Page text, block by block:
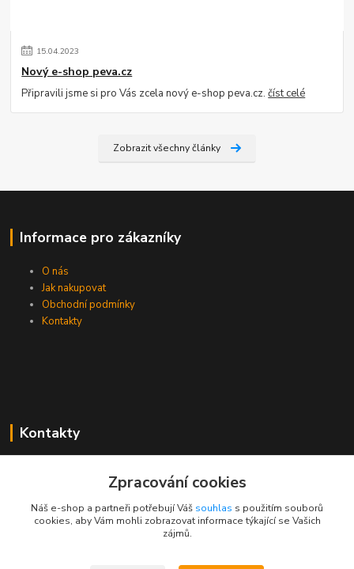
15.04.2023
Nový e-shop peva.cz
Připravili jsme si pro Vás zcela nový e-shop peva.cz.číst celé
Zobrazit všechny články
Informace pro zákazníky
O nás
Jak nakupovat
Obchodní podmínky
Kontakty
Kontakty
+420 733 530 378
(Po-Pá, 8-15 hod.)
Zpracování cookies
Náš e-shop a partneři potřebují Váš souhlas s použitím souborů
cookies, aby Vám mohli zobrazovat informace týkající se Vašich
zájmů.